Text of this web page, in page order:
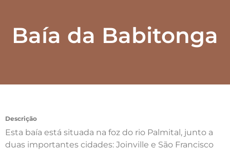
Baía da Babitonga
Descrição
Esta baía está situada na foz do rio Palmital, junto a
duas importantes cidades: Joinville e São Francisco